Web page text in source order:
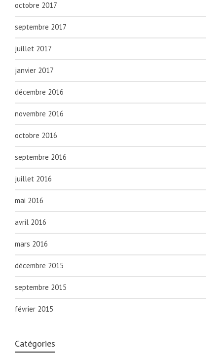
octobre 2017
septembre 2017
juillet 2017
janvier 2017
décembre 2016
novembre 2016
octobre 2016
septembre 2016
juillet 2016
mai 2016
avril 2016
mars 2016
décembre 2015
septembre 2015
février 2015
Catégories